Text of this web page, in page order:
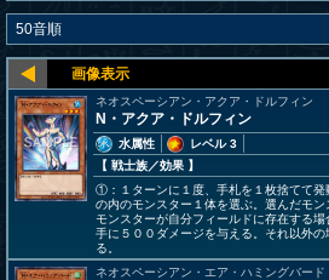
ネオスペーシアン・アクア・ドルフィン
N・アクア・ドルフィン
水属性
レベル 3
【 戦士族／効果 】
①：１ターンに１度、手札を１枚捨てて発
の内のモンスター１体を選ぶ。選んだモ
モンスターが自分フィールドに存在する
手に５００ダメージを与える。それ以外
る。
ネオスペーシアン・エア・ハミングバード